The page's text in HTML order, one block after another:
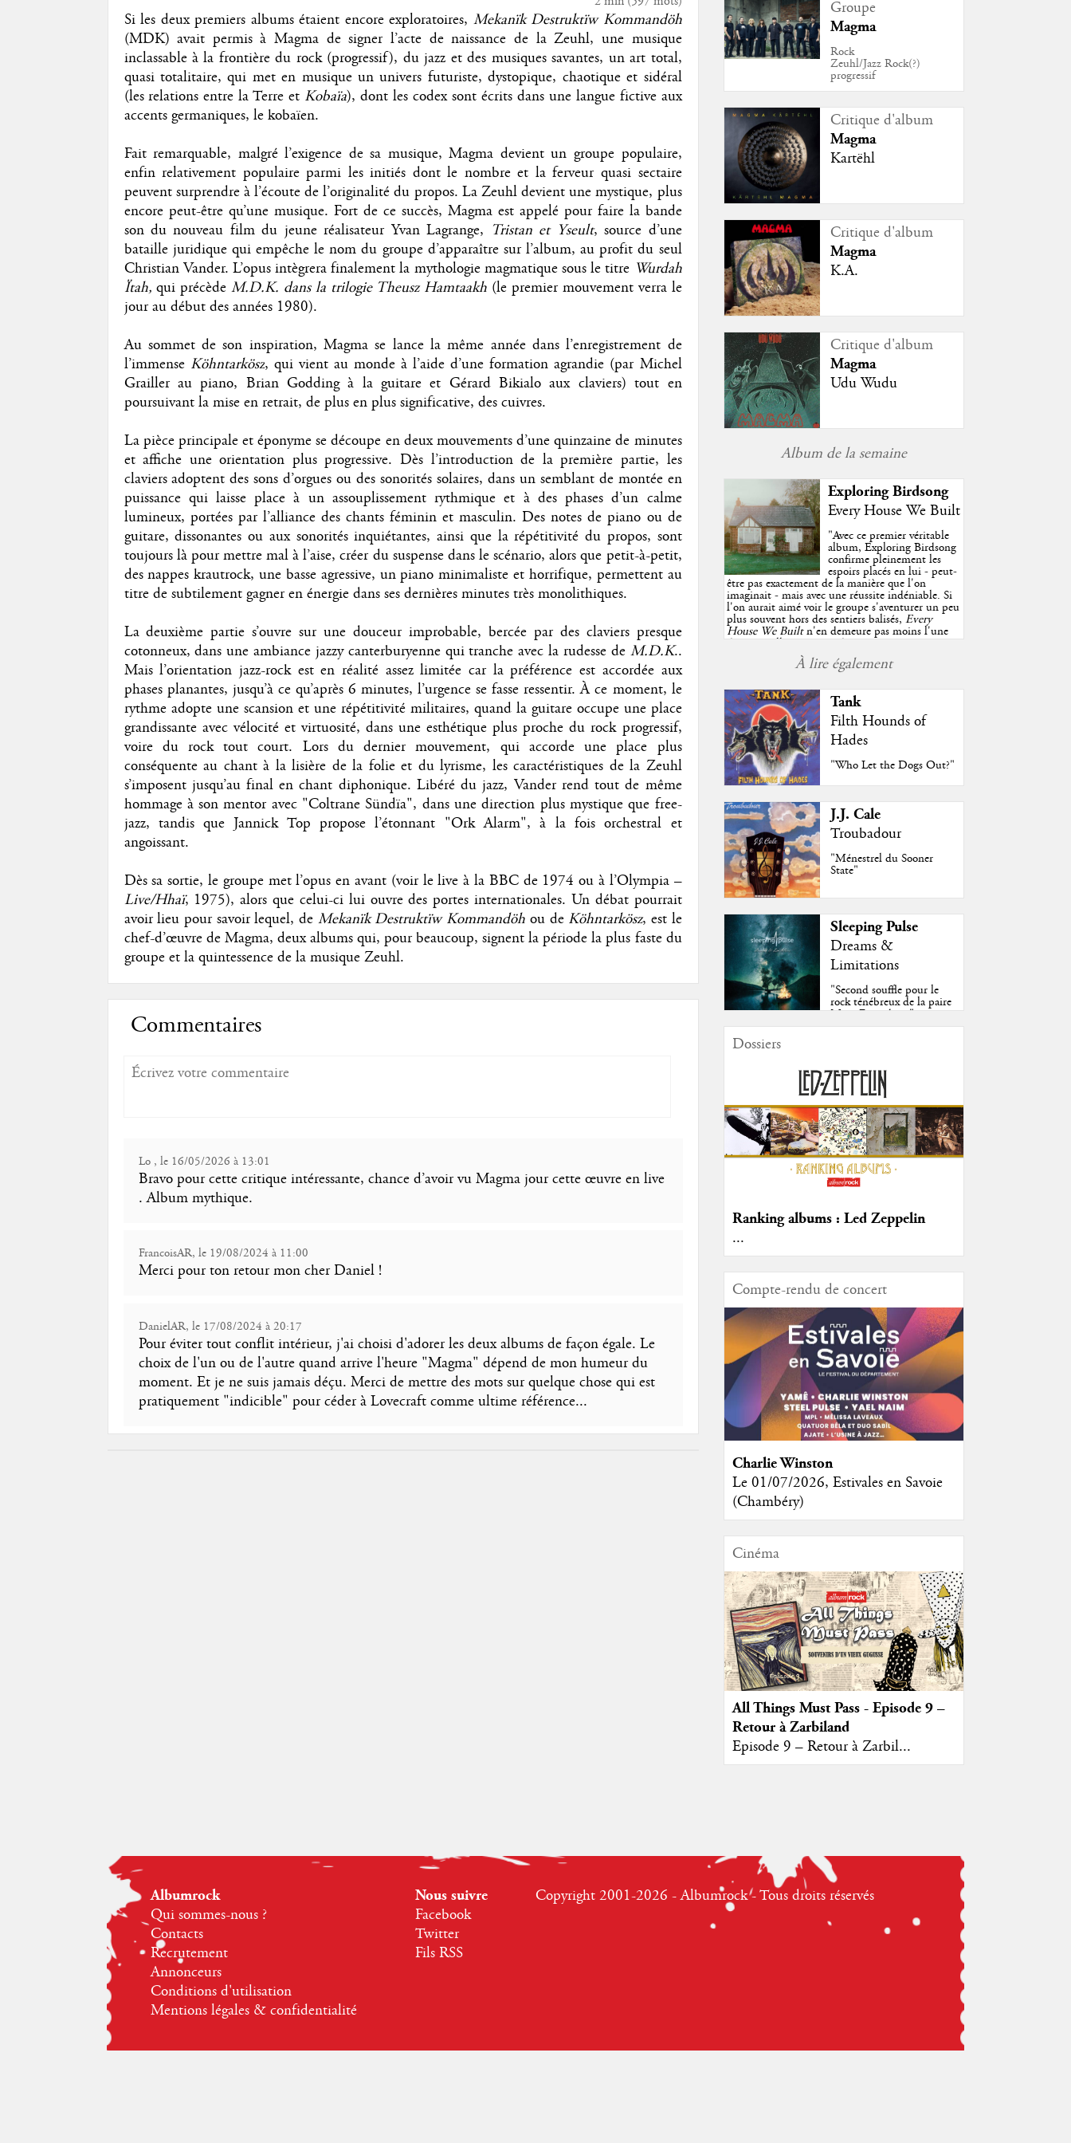
Si les deux premiers albums étaient encore exploratoires, Mekanïk Destruktïw Kommandöh
(MDK) avait permis à Magma de signer l’acte de naissance de la Zeuhl, une musique
inclassable à la frontière du rock (progressif), du jazz et des musiques savantes, un art total,
quasi totalitaire, qui met en musique un univers futuriste, dystopique, chaotique et sidéral
(les relations entre la Terre et Kobaïa), dont les codex sont écrits dans une langue fictive aux
accents germaniques, le kobaïen.
Fait remarquable, malgré l’exigence de sa musique, Magma devient un groupe populaire,
enfin relativement populaire parmi les initiés dont le nombre et la ferveur quasi sectaire
peuvent surprendre à l’écoute de l’originalité du propos. La Zeuhl devient une mystique, plus
encore peut-être qu’une musique. Fort de ce succès, Magma est appelé pour faire la bande
son du nouveau film du jeune réalisateur Yvan Lagrange, Tristan et Yseult, source d’une
bataille juridique qui empêche le nom du groupe d’apparaître sur l’album, au profit du seul
Christian Vander. L’opus intègrera finalement la mythologie magmatique sous le titre Wurdah
Ïtah,qui précède M.D.K. dans la trilogie Theusz Hamtaakh (le premier mouvement verra le
jour au début des années 1980).
Au sommet de son inspiration, Magma se lance la même année dans l’enregistrement de
l’immense Köhntarkösz, qui vient au monde à l’aide d’une formation agrandie (par Michel
Grailler au piano, Brian Godding à la guitare et Gérard Bikialo aux claviers) tout en
poursuivant la mise en retrait, de plus en plus significative, des cuivres.
La pièce principale et éponyme se découpe en deux mouvements d’une quinzaine de minutes
et affiche une orientation plus progressive.Dès l’introduction de la première partie, les
claviers adoptent des sons d’orgues ou des sonorités solaires, dans un semblant de montée en
puissance qui laisse place à un assouplissement rythmique et à des phases d’un calme
lumineux, portées par l’alliance des chants féminin et masculin. Des notes de piano ou de
guitare, dissonantes ou aux sonorités inquiétantes, ainsi que la répétitivité du propos, sont
toujours là pour mettre mal à l’aise, créer du suspense dans le scénario, alors que petit-à-petit,
des nappes krautrock, une basse agressive, un piano minimaliste et horrifique, permettent au
titre de subtilement gagner en énergie dans ses dernières minutes très monolithiques.
La deuxième partie s’ouvre sur une douceur improbable, bercée par des claviers presque
cotonneux, dans une ambiance jazzy canterburyenne qui tranche avec la rudesse de M.D.K..
Mais l’orientation jazz-rock est en réalité assez limitée car la préférence est accordée aux
phases planantes, jusqu’à ce qu’après 6 minutes, l’urgence se fasse ressentir. À ce moment, le
rythme adopte une scansion et une répétitivité militaires, quand la guitare occupe une place
grandissante avec vélocité et virtuosité, dans une esthétique plus proche du rock progressif,
voire du rock tout court. Lors du dernier mouvement, qui accorde une place plus
conséquente au chant à la lisière de la folie et du lyrisme, les caractéristiques de la Zeuhl
s’imposent jusqu’au final en chant diphonique. Libéré du jazz, Vander rend tout de même
hommage à son mentor avec "Coltrane Sündïa", dans une direction plus mystique que free-
jazz, tandis que Jannick Top propose l’étonnant "Ork Alarm", à la fois orchestral et
angoissant.
Dès sa sortie, le groupe met l’opus en avant (voir le live à la BBC de 1974 ou à l’Olympia –
Live/Hhaï, 1975), alors que celui-ci lui ouvre des portes internationales. Un débat pourrait
avoir lieu pour savoir lequel, de Mekanïk Destruktïw Kommandöh ou de Köhntarkösz, est le
chef-d’œuvre de Magma, deux albums qui, pour beaucoup, signent la période la plus faste du
groupe et la quintessence de la musique Zeuhl.
Commentaires
Lo , le 16/05/2026 à 13:01
Bravo pour cette critique intéressante, chance d’avoir vu Magma jour cette œuvre en live
. Album mythique.
FrancoisAR, le 19/08/2024 à 11:00
Merci pour ton retour mon cher Daniel !
DanielAR, le 17/08/2024 à 20:17
Pour éviter tout conflit intérieur, j'ai choisi d'adorer les deux albums de façon égale. Le
choix de l'un ou de l'autre quand arrive l'heure "Magma" dépend de mon humeur du
moment. Et je ne suis jamais déçu. Merci de mettre des mots sur quelque chose qui est
pratiquement "indicible" pour céder à Lovecraft comme ultime référence...
Groupe
Magma
Rock
Zeuhl/Jazz Rock(?)
progressif
Critique d'album
Magma
Kartëhl
Critique d'album
Magma
K.A.
Critique d'album
Magma
Udu Wudu
Album de la semaine
Exploring Birdsong
Every House We Built
"Avec ce premier véritable
album, Exploring Birdsong
confirme pleinement les
espoirs placés en lui - peut-
être pas exactement de la manière que l'on
imaginait - mais avec une réussite indéniable. Si
l'on aurait aimé voir le groupe s'aventurer un peu
plus souvent hors des sentiers balisés,Every
House We Builtn'en demeure pas moins l'une
des très belles surprises de cette année, porté par
plusieurs morceaux qui trouveront sans difficulté
une place de choix dans vos playlists estivales.
À lire également
Tank
Filth Hounds of
Hades
"Who Let the Dogs Out?"
J.J. Cale
Troubadour
"Ménestrel du Sooner
State"
Sleeping Pulse
Dreams &
Limitations
"Second souffle pour le
rock ténébreux de la paire
Moss-Fazendeiro"
Dossiers
Ranking albums : Led Zeppelin
...
Compte-rendu de concert
Charlie Winston
Le 01/07/2026, Estivales en Savoie
(Chambéry)
Cinéma
All Things Must Pass - Episode 9 –
Retour à Zarbiland
Episode 9 – Retour à Zarbil...
Albumrock
Qui sommes-nous ?
Contacts
Recrutement
Annonceurs
Conditions d'utilisation
Mentions légales & confidentialité
Nous suivre
Facebook
Twitter
Fils RSS
Copyright 2001-2026 - Albumrock - Tous droits réservés